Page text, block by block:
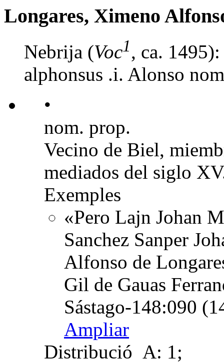
Longares, Ximeno
Nebrija (Voc1, ca.
alphonsus .i. Alonso
•
nom. prop.
Vecino de Biel,
mediados del siglo
Exemples
«Pero Lajn Johan
Sanchez Sanper
Alfonso de
Gil de Gauas
Sástago-148:090
Ampliar
Distribució A: 1;